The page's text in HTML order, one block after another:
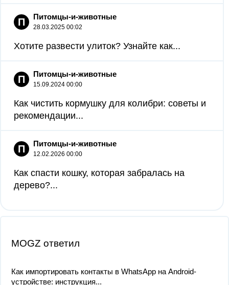
П Питомцы-и-животные
28.03.2025 00:02
Хотите развести улиток? Узнайте как...
П Питомцы-и-животные
15.09.2024 00:00
Как чистить кормушку для колибри: советы и
рекомендации...
П Питомцы-и-животные
12.02.2026 00:00
Как спасти кошку, которая забралась на
дерево?...
MOGZ ответил
Как импортировать контакты в WhatsApp на Android-
устройстве: инструкция...